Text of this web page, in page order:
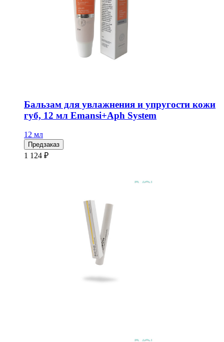
Бальзам для увлажнения и упругости кожи
губ, 12 мл Emansi+Aph System
12 мл
Предзаказ
1 124 ₽